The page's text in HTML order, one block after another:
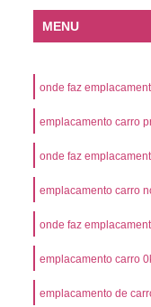
Detran
de
Emplacamento de
Veículo Zero
de Emplacamento
Emplacamento
Emplacamento
Preço
MENU
onde faz
emplacamento carro
onde faz
emplacamento carro
onde faz
emplacamento carro
emplacamento de